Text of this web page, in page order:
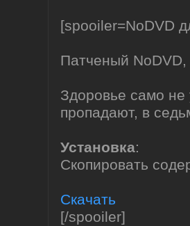
[spooiler=NoDVD
Патченый
Здоровье само не
пропадают, в
Установка:
Скопировать
Скачать
[/spooiler]